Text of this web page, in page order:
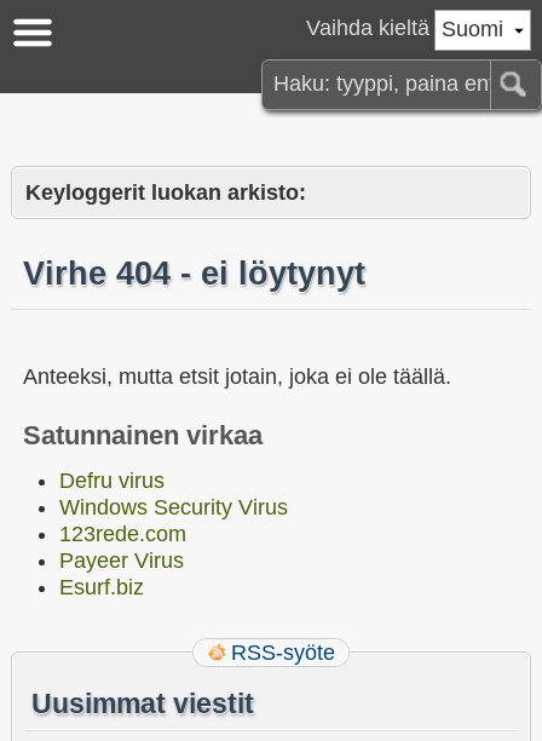
Suomi
Vaihda kieltä
Keyloggerit luokan arkisto:
Virhe 404 - ei löytynyt
Anteeksi, mutta etsit jotain, joka ei ole täällä.
Satunnainen virkaa
Defru virus
Windows Security Virus
123rede.com
Payeer Virus
Esurf.biz
RSS-syöte
Uusimmat viestit